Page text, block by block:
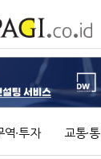
역∙투자 교통∙통